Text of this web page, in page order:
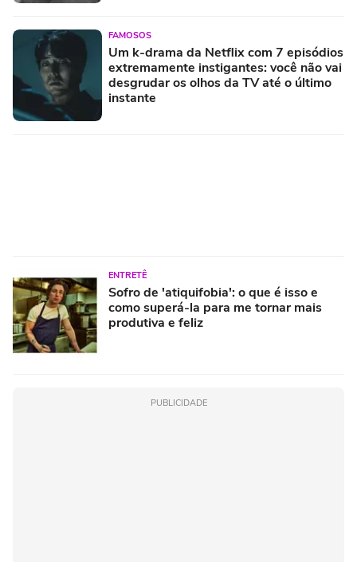
FAMOSOS
Um k-drama da Netflix com 7 episódios
extremamente instigantes: você não vai
desgrudar os olhos da TV até o último
instante
ENTRETÊ
Sofro de 'atiquifobia': o que é isso e
como superá-la para me tornar mais
produtiva e feliz
PUBLICIDADE